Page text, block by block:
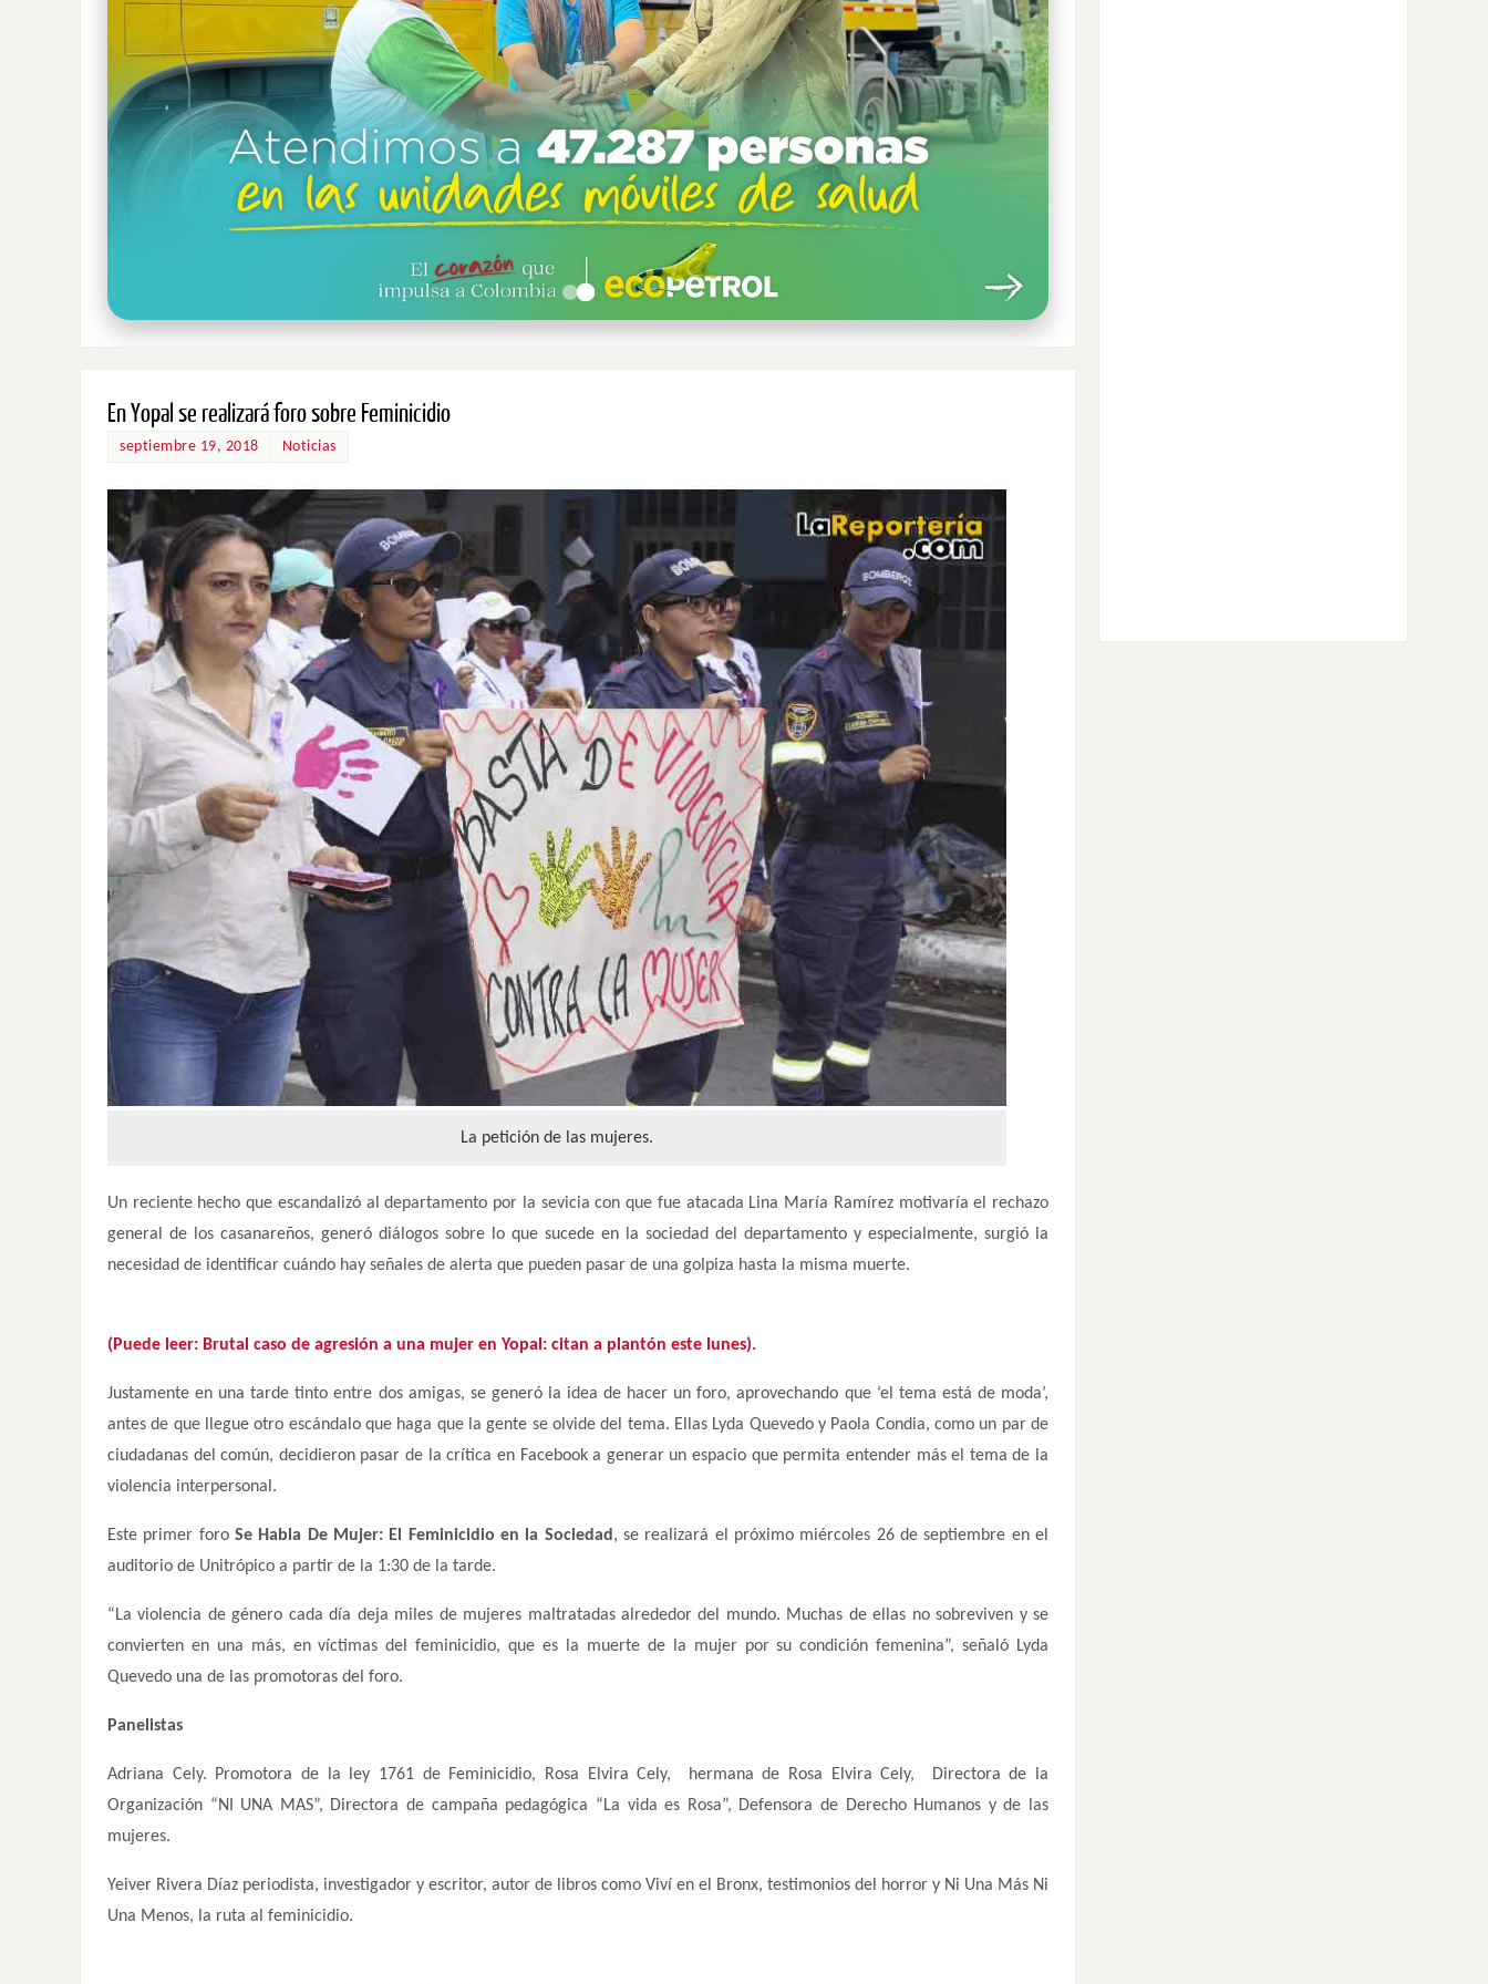
En Yopal se realizará foro sobre Feminicidio
septiembre 19, 2018 Noticias
La petición de las mujeres.
Un reciente hecho que escandalizó al departamento por la sevicia con que fue atacada Lina María Ramírez motivaría el rechazo
general de los casanareños, generó diálogos sobre lo que sucede en la sociedad del departamento y especialmente, surgió la
necesidad de identificar cuándo hay señales de alerta que pueden pasar de una golpiza hasta la misma muerte.
(Puede leer: Brutal caso de agresión a una mujer en Yopal: citan a plantón este lunes).
Justamente en una tarde tinto entre dos amigas, se generó la idea de hacer un foro, aprovechando que ‘el tema está de moda’,
antes de que llegue otro escándalo que haga que la gente se olvide del tema. Ellas Lyda Quevedo y Paola Condia, como un par de
ciudadanas del común, decidieron pasar de la crítica en Facebook a generar un espacio que permita entender más el tema de la
violencia interpersonal.
Este primer foro Se Habla De Mujer: El Feminicidio en la Sociedad, se realizará el próximo miércoles 26 de septiembre en el
auditorio de Unitrópico a partir de la 1:30 de la tarde.
“La violencia de género cada día deja miles de mujeres maltratadas alrededor del mundo. Muchas de ellas no sobreviven y se
convierten en una más, en víctimas del feminicidio, que es la muerte de la mujer por su condición femenina”, señaló Lyda
Quevedo una de las promotoras del foro.
Panelistas
Adriana Cely. Promotora de la ley 1761 de Feminicidio, Rosa Elvira Cely, hermana de Rosa Elvira Cely, Directora de la
Organización “NI UNA MAS”, Directora de campaña pedagógica “La vida es Rosa”, Defensora de Derecho Humanos y de las
mujeres.
Yeiver Rivera Díaz periodista, investigador y escritor, autor de libros como Viví en el Bronx, testimonios del horror y Ni Una Más Ni
Una Menos, la ruta al feminicidio.